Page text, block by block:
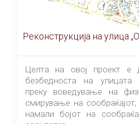
Реконструкција на улица
Целта на овој проект е
безбедноста на
преку воведување на
смирување на
намали бојот на